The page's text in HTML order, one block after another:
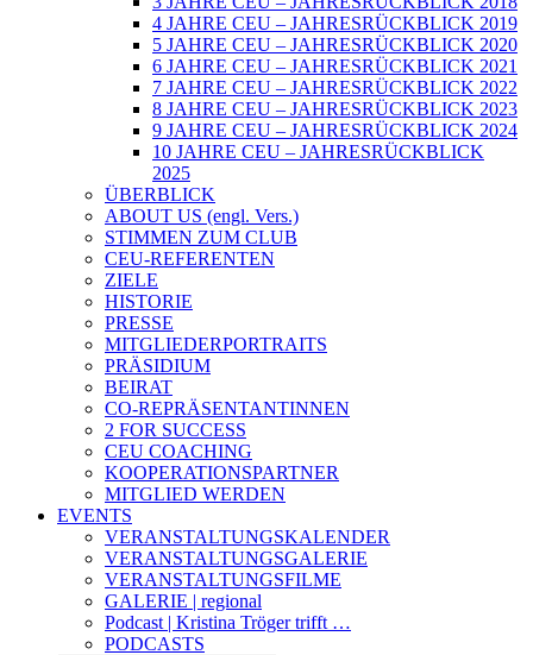
4 JAHRE CEU – JAHRESRÜCKBLICK 2019
5 JAHRE CEU – JAHRESRÜCKBLICK 2020
6 JAHRE CEU – JAHRESRÜCKBLICK 2021
7 JAHRE CEU – JAHRESRÜCKBLICK 2022
8 JAHRE CEU – JAHRESRÜCKBLICK 2023
9 JAHRE CEU – JAHRESRÜCKBLICK 2024
10 JAHRE CEU – JAHRESRÜCKBLICK
2025
ÜBERBLICK
ABOUT US (engl. Vers.)
STIMMEN ZUM CLUB
CEU-REFERENTEN
ZIELE
HISTORIE
PRESSE
MITGLIEDERPORTRAITS
PRÄSIDIUM
BEIRAT
CO-REPRÄSENTANTINNEN
2 FOR SUCCESS
CEU COACHING
KOOPERATIONSPARTNER
MITGLIED WERDEN
EVENTS
VERANSTALTUNGSKALENDER
VERANSTALTUNGSGALERIE
VERANSTALTUNGSFILME
GALERIE | regional
Podcast | Kristina Tröger trifft …
PODCASTS